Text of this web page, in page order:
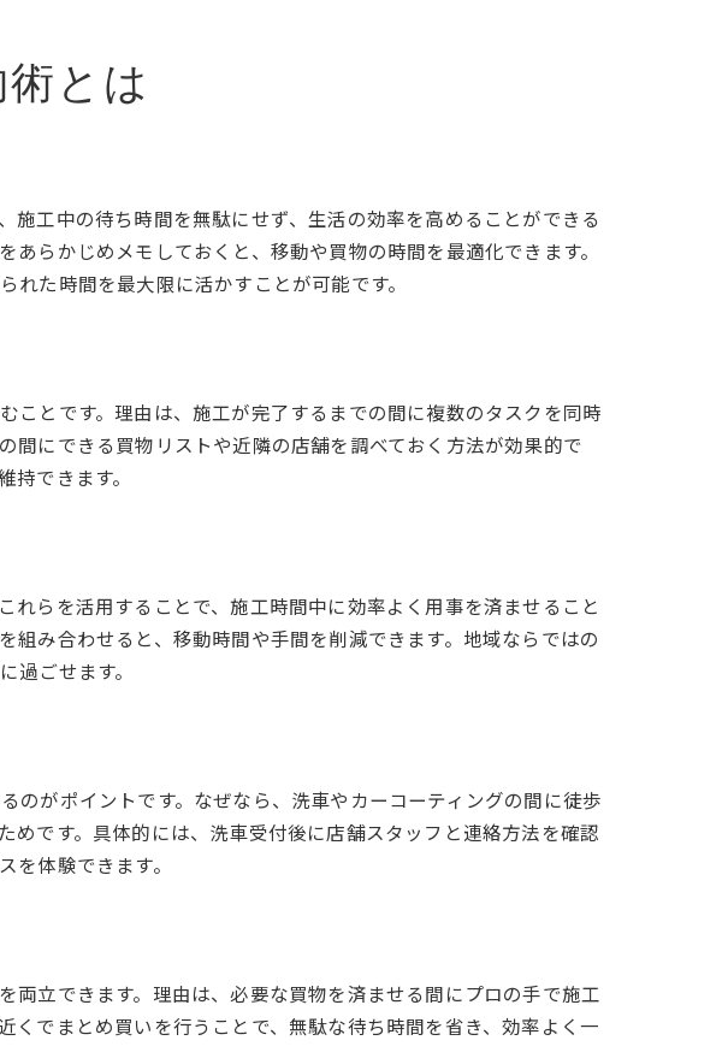
しい提案
買物を完了
リット
立する秘訣
活用の提案
の選び方
とは
工中の待ち時間を無駄にせず、生活の効率を高めることができる
らかじめメモしておくと、移動や買物の時間を最適化できます。
た時間を最大限に活かすことが可能です。
ことです。理由は、施工が完了するまでの間に複数のタスクを同時
間にできる買物リストや近隣の店舗を調べておく方法が効果的で
できます。
らを活用することで、施工時間中に効率よく用事を済ませること
み合わせると、移動時間や手間を削減できます。地域ならではの
ごせます。
がポイントです。なぜなら、洗車やカーコーティングの間に徒歩
です。具体的には、洗車受付後に店舗スタッフと連絡方法を確認
体験できます。
立できます。理由は、必要な買物を済ませる間にプロの手で施工
でまとめ買いを行うことで、無駄な待ち時間を省き、効率よく一